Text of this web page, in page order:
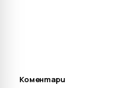
Коментари